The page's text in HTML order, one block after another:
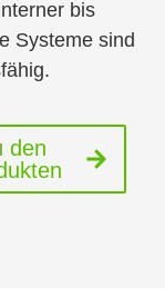
bis
Systeme sind
den